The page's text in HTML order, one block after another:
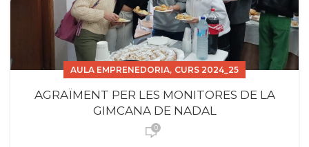
AULA EMPRENEDORIA, CURS 2024_25
AGRAÏMENT PER LES MONITORES DE LA
GIMCANA DE NADAL
0